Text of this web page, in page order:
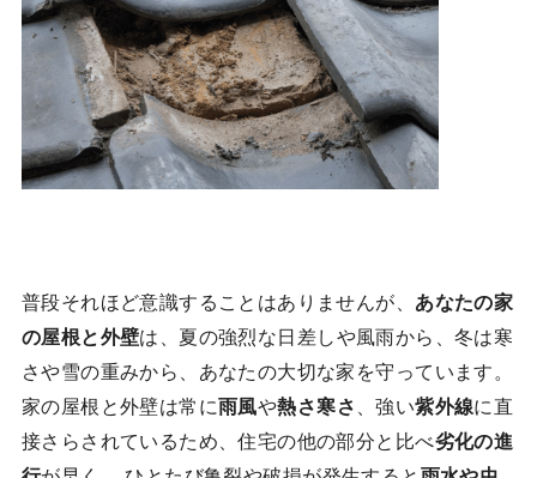
普段それほど意識することはありませんが、 あなたの家
の屋根と外壁は、夏の強烈な日差しや風雨から、冬は寒
さや雪の重みから、あなたの大切な家を守っています。
家の屋根と外壁は常に雨風や熱さ寒さ 、強い紫外線に直
接さらされているため、住宅の他の部分と比べ劣化の進